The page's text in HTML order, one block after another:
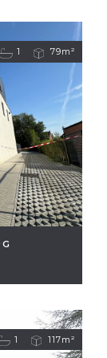
1 79m²
1 117m²